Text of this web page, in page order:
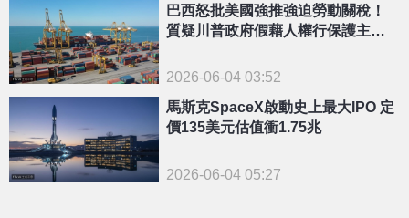
巴西怒批美國強推強迫勞動關稅！
質疑川普政府假藉人權行保護主義
2026-06-04 03:52
馬斯克SpaceX啟動史上最大IPO 定
價135美元估值衝1.75兆
2026-06-04 05:27